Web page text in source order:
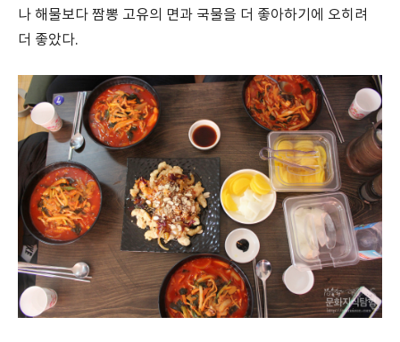
나 해물보다 짬뽕 고유의 면과 국물을 더 좋아하기에 오히려
더 좋았다.